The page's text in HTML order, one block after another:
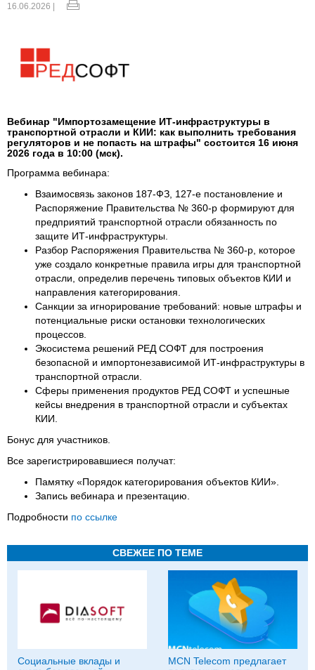
16.06.2026 |
Вебинар "Импортозамещение ИТ-инфраструктуры в
транспортной отрасли и КИИ: как выполнить требования
регуляторов и не попасть на штрафы" состоится 16 июня
2026 года в 10:00 (мск).
Программа вебинара:
Взаимосвязь законов 187-ФЗ, 127-е постановление и
Распоряжение Правительства № 360-р формируют для
предприятий транспортной отрасли обязанность по
защите ИТ-инфраструктуры.
Разбор Распоряжения Правительства № 360-р, которое
уже создало конкретные правила игры для транспортной
отрасли, определив перечень типовых объектов КИИ и
направления категорирования.
Санкции за игнорирование требований: новые штрафы и
потенциальные риски остановки технологических
процессов.
Экосистема решений РЕД СОФТ для построения
безопасной и импортонезависимой ИТ-инфраструктуры в
транспортной отрасли.
Сферы применения продуктов РЕД СОФТ и успешные
кейсы внедрения в транспортной отрасли и субъектах
КИИ.
Бонус для участников.
Все зарегистрировавшиеся получат:
Памятку «Порядок категорирования объектов КИИ».
Запись вебинара и презентацию.
Подробности по ссылке
СВЕЖЕЕ ПО ТЕМЕ
Социальные вклады и
MCN Telecom предлагает